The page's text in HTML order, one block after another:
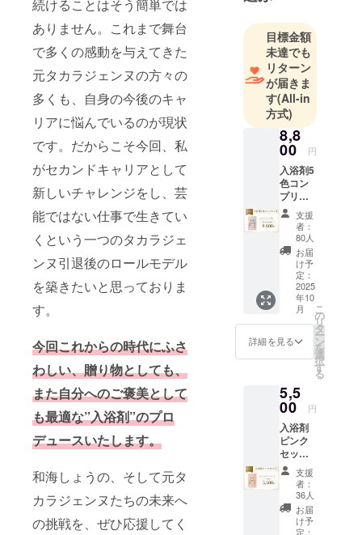
続けることはそう簡単では
ありません。これまで舞台
で多くの感動を与えてきた
元タカラジェンヌの方々の
多くも、自身の今後のキャ
リアに悩んでいるのが現状
です。だからこそ今回、私
がセカンドキャリアとして
新しいチャレンジをし、芸
能ではない仕事で生きてい
くという一つのタカラジェ
ンヌ引退後のロールモデル
を築きたいと思っておりま
す。
今回これからの時代にふさ
わしい、贈り物としても、
また自分へのご褒美として
も最適な”入浴剤”のプロ
デュースいたします。
和海しょうの、そして元タ
カラジェンヌたちの未来へ
の挑戦を、ぜひ応援してく
①花組公演
「エリザ
ベート」
「マスカ
レードホテ
ル」
②舞台
「runway 」
公演「越
路吹雪生誕
100年記念ト
リビュート
ショー」
PayPayドー
ムにて始球
式
TV ゴル
舞台「I
MUSICAL
2025」に出
演予定
目標金額
未達でも
リターン
が届きま
す(All-in
方式)
8,8
00 円
入浴剤5
色コン
プリー
ト【1
パッ
ク】 各
色2袋ず
つ（合
計10
袋）を
詰め合
わせた1
パック
で、す
べての
香りを
可能。
【ご利
用方
法】 浴
槽の湯
（約
200L）
に１包
を入
れ、よ
くかき
支援
者：
80人
お届
け予
定：
2025
年10
月
詳細を見る
こ
の
リ
タ
ー
ン
を
選
択
す
る
5,5
00 円
入浴剤
ピンク
セット
【1パッ
ク】 ピ
ンクの
香りが
詰まっ
た入浴
支援
者：
36人
お届
け予
定：